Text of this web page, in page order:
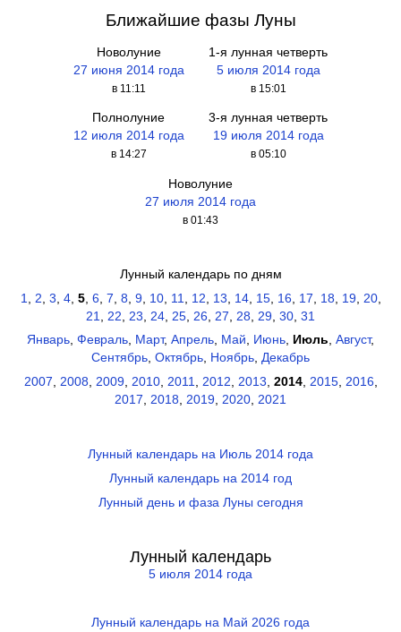
Ближайшие фазы Луны
Новолуние
27 июня 2014 года
в 11:11
1-я лунная четверть
5 июля 2014 года
в 15:01
Полнолуние
12 июля 2014 года
в 14:27
3-я лунная четверть
19 июля 2014 года
в 05:10
Новолуние
27 июля 2014 года
в 01:43
Лунный календарь по дням
1
2 3 4, 5, 6, 7 8 9, 10, 11 12 13 14, 15, 16, 17 18 19, 20,
21
22 23 24 25 26 27 28 29 30 31
Январь, Февраль, Март, Апрель, Май, Июнь, Июль, Август,
Сентябрь, Октябрь, Ноябрь, Декабрь
2007, 2008, 2009, 2010, 2011, 2012, 2013, 2014, 2015, 2016,
2017, 2018, 2019, 2020, 2021
Лунный календарь на Июль 2014 года
Лунный календарь на 2014 год
Лунный день и фаза Луны сегодня
Лунный календарь
5 июля 2014 года
Лунный календарь на Май 2026 года